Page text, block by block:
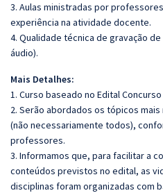
3. Aulas ministradas por
experiência na atividade docente.
4. Qualidade técnica de gravação
áudio).
Mais Detalhes:
1. Curso baseado no Edital Concurso
2. Serão abordados os tópicos
(não necessariamente todos),
professores.
3. Informamos que, para facilitar a
conteúdos previstos no edital, as
disciplinas foram organizadas com